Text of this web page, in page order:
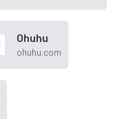
Ohuhu
ohuhu.com